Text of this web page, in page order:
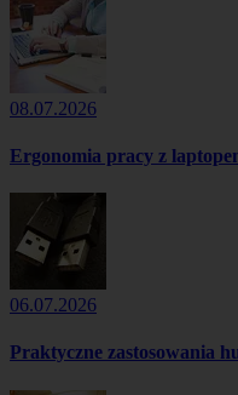
08.07.2026
Ergonomia pracy z
06.07.2026
Praktyczne zastosowania